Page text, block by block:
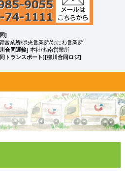
]
営業所/県央営業所/なにわ営業所
合同運輸] 本社/湘南営業所
トランスポート][柳川合同ロジ]